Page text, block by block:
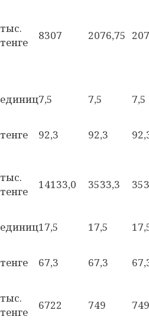
тыс.
тенге
8307 2076,75
единиц7,5 7,5
7,5
тенге 92,3 92,3
тыс.
тенге
14133,0 3533,3
единиц17,5 17,5
тенге 67,3 67,3
тыс.
тенге
6722 749 749